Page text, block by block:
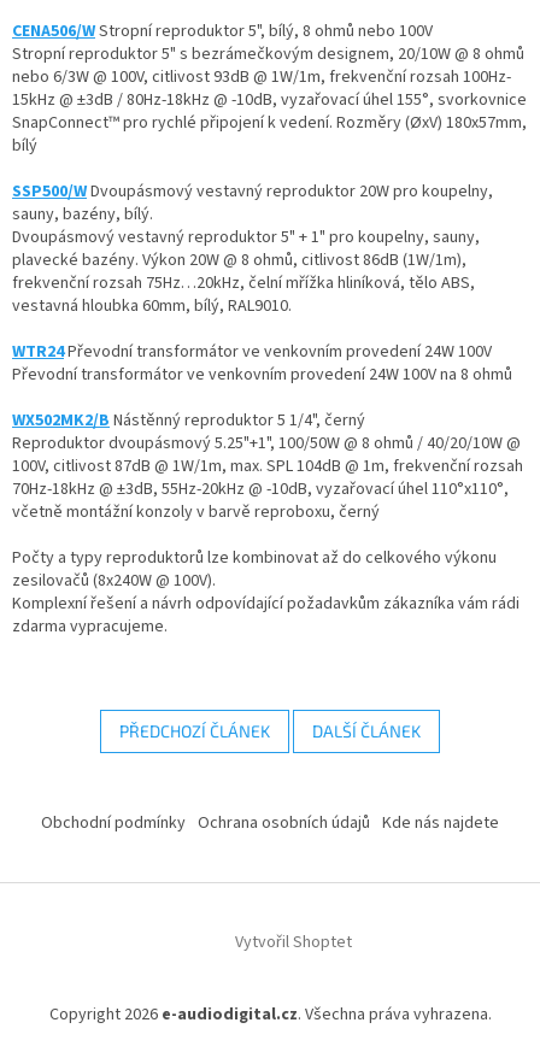
CENA506/WStropní reproduktor 5", bílý, 8 ohmů nebo 100V
Stropní reproduktor 5" s bezrámečkovým designem, 20/10W @ 8 ohmů
nebo 6/3W @ 100V, citlivost 93dB @ 1W/1m, frekvenční rozsah 100Hz-
15kHz @ ±3dB / 80Hz-18kHz @ -10dB, vyzařovací úhel 155°, svorkovnice
SnapConnect™ pro rychlé připojení k vedení. Rozměry (ØxV) 180x57mm,
bílý
SSP500/WDvoupásmový vestavný reproduktor 20W pro koupelny,
sauny, bazény, bílý.
Dvoupásmový vestavný reproduktor 5" + 1" pro koupelny, sauny,
plavecké bazény. Výkon 20W @ 8 ohmů, citlivost 86dB (1W/1m),
frekvenční rozsah 75Hz…20kHz, čelní mřížka hliníková, tělo ABS,
vestavná hloubka 60mm, bílý, RAL9010.
WTR24Převodní transformátor ve venkovním provedení 24W 100V
Převodní transformátor ve venkovním provedení 24W 100V na 8 ohmů
WX502MK2/BNástěnný reproduktor 5 1/4", černý
Reproduktor dvoupásmový 5.25"+1", 100/50W @ 8 ohmů / 40/20/10W @
100V, citlivost 87dB @ 1W/1m, max. SPL 104dB @ 1m, frekvenční rozsah
70Hz-18kHz @ ±3dB, 55Hz-20kHz @ -10dB, vyzařovací úhel 110°x110°,
včetně montážní konzoly v barvě reproboxu, černý
Počty a typy reproduktorů lze kombinovat až do celkového výkonu
zesilovačů (8x240W @ 100V).
Komplexní řešení a návrh odpovídající požadavkům zákazníka vám rádi
zdarma vypracujeme.
PŘEDCHOZÍ ČLÁNEK DALŠÍ ČLÁNEK
Obchodní podmínky Ochrana osobních údajů Kde nás najdete
Vytvořil Shoptet
Copyright 2026 e-audiodigital.cz. Všechna práva vyhrazena.